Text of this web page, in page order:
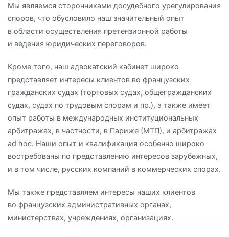
Мы являемся сторонниками досудебного урегулирования
споров, что обусловило наш значительный опыт
в области осуществления претензионной работы
и ведения юридических переговоров.
Кроме того, наш адвокатский кабинет широко
представляет интересы клиентов во французских
гражданских судах (торговых судах, общегражданских
судах, судах по трудовым спорам и пр.), а также имеет
опыт работы в международных институциональных
арбитражах, в частности, в Париже (МТП), и арбитражах
ad hoc. Наши опыт и квалификация особенно широко
востребованы по представлению интересов зарубежных,
и в том числе, русских компаний в коммерческих спорах.
Мы также представляем интересы наших клиентов
во французских административных органах,
министерствах, учреждениях, организациях.